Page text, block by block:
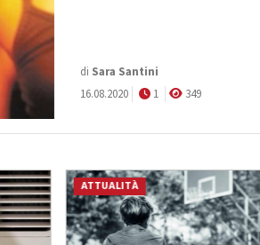
di Sara Santini
16.08.2020
1 349
ATTUALITÀ